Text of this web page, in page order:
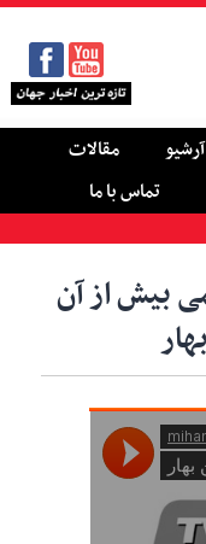
آرشیو
مقالات
تماس با ما
بیش از آن